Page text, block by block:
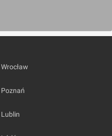
Wrocław
Poznań
Lublin